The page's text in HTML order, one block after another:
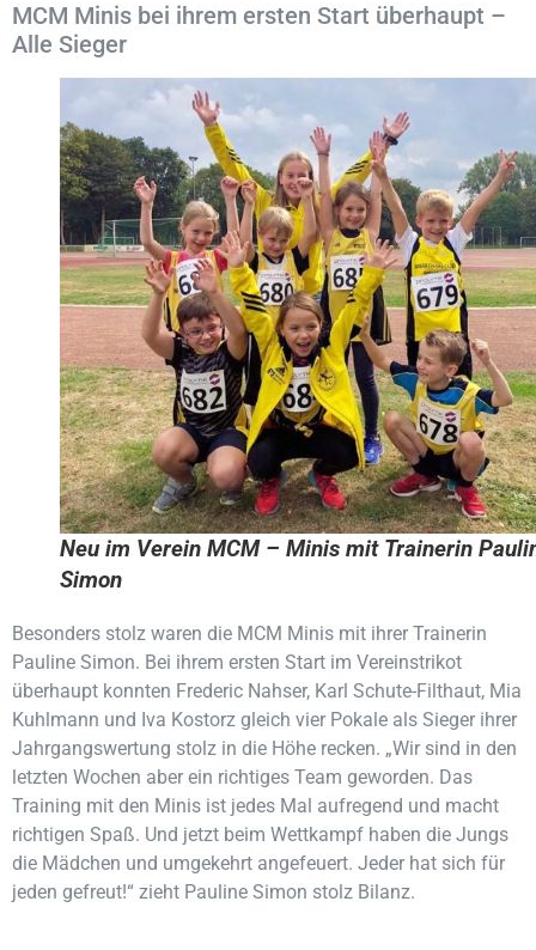
MCM Minis bei ihrem ersten Start überhaupt –
Alle Sieger
Neu im Verein MCM – Minis mit Trainerin
Simon
Besonders stolz waren die MCM Minis mit ihrer Trainerin
Pauline Simon. Bei ihrem ersten Start im Vereinstrikot
überhaupt konnten Frederic Nahser, Karl Schute-Filthaut, Mia
Kuhlmann und Iva Kostorz gleich vier Pokale als Sieger ihrer
Jahrgangswertung stolz in die Höhe recken. „Wir sind in den
letzten Wochen aber ein richtiges Team geworden. Das
Training mit den Minis ist jedes Mal aufregend und macht
richtigen Spaß. Und jetzt beim Wettkampf haben die Jungs
die Mädchen und umgekehrt angefeuert. Jeder hat sich für
jeden gefreut!“ zieht Pauline Simon stolz Bilanz.